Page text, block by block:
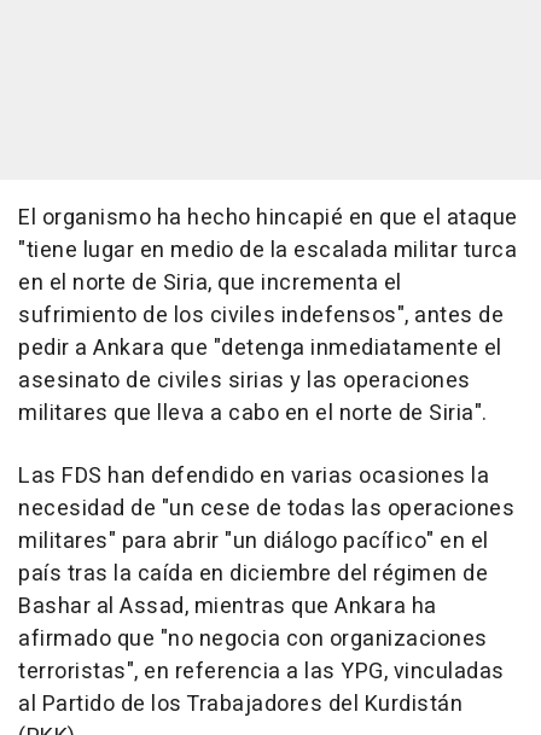
El organismo ha hecho hincapié en que el ataque
"tiene lugar en medio de la escalada militar turca
en el norte de Siria, que incrementa el
sufrimiento de los civiles indefensos", antes de
pedir a Ankara que "detenga inmediatamente el
asesinato de civiles sirias y las operaciones
militares que lleva a cabo en el norte de Siria".
Las FDS han defendido en varias ocasiones la
necesidad de "un cese de todas las operaciones
militares" para abrir "un diálogo pacífico" en el
país tras la caída en diciembre del régimen de
Bashar al Assad, mientras que Ankara ha
afirmado que "no negocia con organizaciones
terroristas", en referencia a las YPG, vinculadas
al Partido de los Trabajadores del Kurdistán